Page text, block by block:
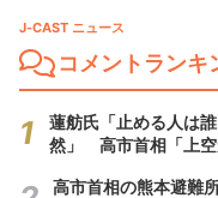
J-CAST ニュース
コメントランキ
蓮舫氏「止める人は
然」 高市首相「上空
高市首相の熊本避難